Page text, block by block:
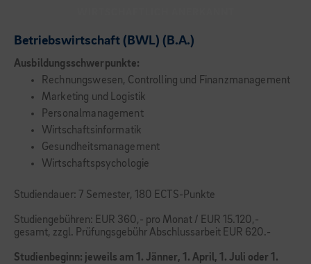
Betriebswirtschaft (BWL) (B.A.)
Ausbildungsschwerpunkte:
Rechnungswesen, Controlling und Finanzmanagement
Marketing und Logistik
Personalmanagement
Wirtschaftsinformatik
Gesundheitsmanagement
Wirtschaftspsychologie
Studiendauer: 7 Semester, 180 ECTS-Punkte
Studiengebühren: EUR 360,- pro Monat / EUR 15.120,-
gesamt, zzgl. Prüfungsgebühr Abschlussarbeit EUR 620.-
Studienbeginn: jeweils am 1. Jänner, 1. April, 1. Juli oder 1.